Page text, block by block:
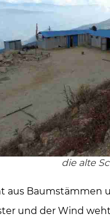
die alte
aus Baumstämmen
und der Wind